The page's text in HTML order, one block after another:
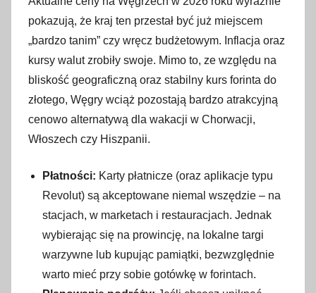
pokazują, że kraj ten przestał być już miejscem
„bardzo tanim” czy wręcz budżetowym. Inflacja oraz
kursy walut zrobiły swoje. Mimo to, ze względu na
bliskość geograficzną oraz stabilny kurs forinta do
złotego, Węgry wciąż pozostają bardzo atrakcyjną
cenowo alternatywą dla wakacji w Chorwacji,
Włoszech czy Hiszpanii.
Płatności: Karty płatnicze (oraz aplikacje typu
Revolut) są akceptowane niemal wszędzie – na
stacjach, w marketach i restauracjach. Jednak
wybierając się na prowincję, na lokalne targi
warzywne lub kupując pamiątki, bezwzględnie
warto mieć przy sobie gotówkę w forintach.